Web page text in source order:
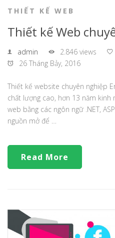
THIẾT KẾ WEB
Thiết kế Web
admin 2.846 views
26 Tháng Bảy, 2016
Thiết kế website chuyên nghiệp
chất lượng cao, hơn 13 năm
web bằng các ngôn ngữ .NET,
nguồn mở để …
Read More